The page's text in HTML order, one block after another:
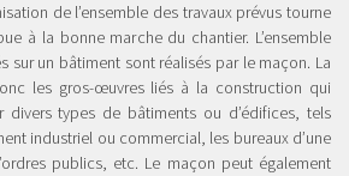
de l’ensemble des travaux prévus tourne
à la bonne marche du chantier. L’ensemble
sur un bâtiment sont réalisés par le maçon. La
les gros-œuvres liés à la construction qui
divers types de bâtiments ou d’édifices, tels
industriel ou commercial, les bureaux d’une
publics, etc. Le maçon peut également